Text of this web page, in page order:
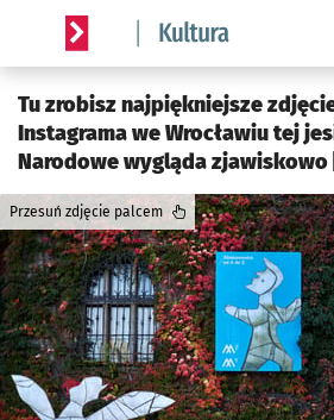
Serwis informacyjny wroclaw.pl
Tu zrobisz najpiękniejsze
Instagrama we Wrocławiu tej
Narodowe wygląda zjawiskowo
Przesuń zdjęcie palcem